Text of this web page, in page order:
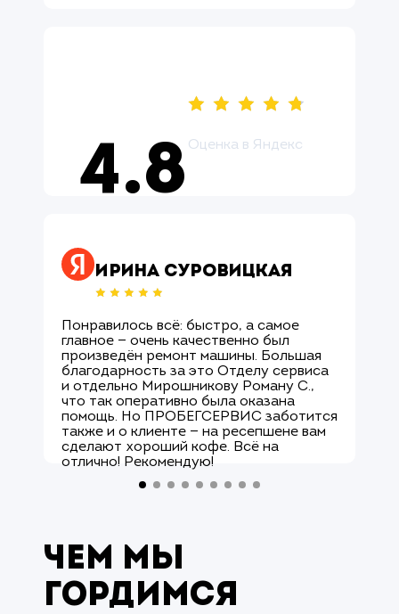
4.8 Оценка в Яндекс
Ирина Суровицкая
Понравилось всё: быстро, а самое
главное — очень качественно был
произведён ремонт машины. Большая
благодарность за это Отделу сервиса
и отдельно Мирошникову Роману С.,
что так оперативно была оказана
помощь. Но ПРОБЕГСЕРВИС заботится
также и о клиенте — на ресепшене вам
сделают хороший кофе. Всё на
отлично! Рекомендую!
Чем мы
гордимся